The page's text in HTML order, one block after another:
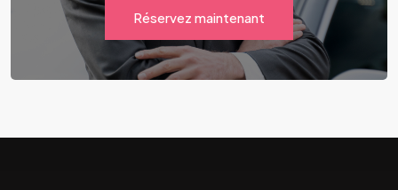
Réservez maintenant